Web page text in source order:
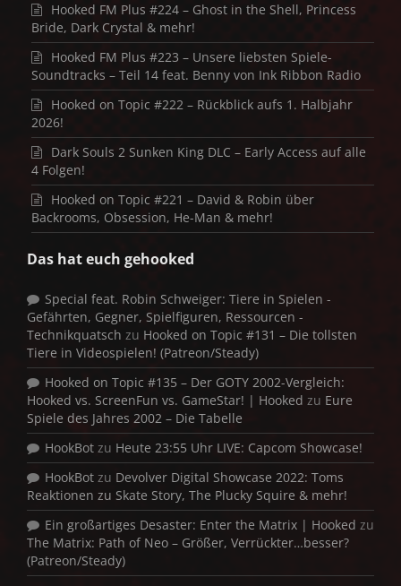
Hooked FM Plus #224 – Ghost in the Shell, Princess
Bride, Dark Crystal & mehr!
Hooked FM Plus #223 – Unsere liebsten Spiele-
Soundtracks – Teil 14 feat. Benny von Ink Ribbon Radio
Hooked on Topic #222 – Rückblick aufs 1. Halbjahr
2026!
Dark Souls 2 Sunken King DLC – Early Access auf alle
4 Folgen!
Hooked on Topic #221 – David & Robin über
Backrooms, Obsession, He-Man & mehr!
Das hat euch gehooked
Special feat. Robin Schweiger: Tiere in Spielen -
Gefährten, Gegner, Spielfiguren, Ressourcen -
Technikquatsch zu Hooked on Topic #131 – Die tollsten
Tiere in Videospielen! (Patreon/Steady)
Hooked on Topic #135 – Der GOTY 2002-Vergleich:
Hooked vs. ScreenFun vs. GameStar! | Hooked zu Eure
Spiele des Jahres 2002 – Die Tabelle
HookBot zu Heute 23:55 Uhr LIVE: Capcom Showcase!
HookBot zu Devolver Digital Showcase 2022: Toms
Reaktionen zu Skate Story, The Plucky Squire & mehr!
Ein großartiges Desaster: Enter the Matrix | Hooked zu
The Matrix: Path of Neo – Größer, Verrückter…besser?
(Patreon/Steady)